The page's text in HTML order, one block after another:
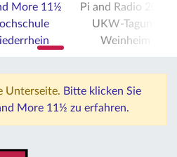
More 11½
Pi and Radio 2019
UKW-Tagung
Weinheim
Unterseite. Bitte klicken Sie
More 11½ zu erfahren.